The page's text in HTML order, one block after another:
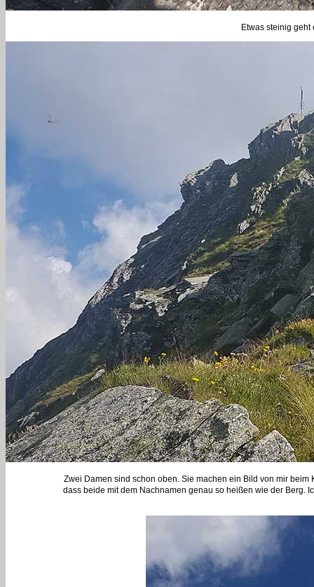
Etwas steinig
Zwei Damen sind schon oben. Sie machen ein Bild von mir
dass beide mit dem Nachnamen genau so heißen wie der Berg.